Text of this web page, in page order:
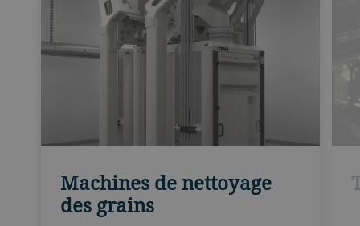
Machines de nettoyage
des grains